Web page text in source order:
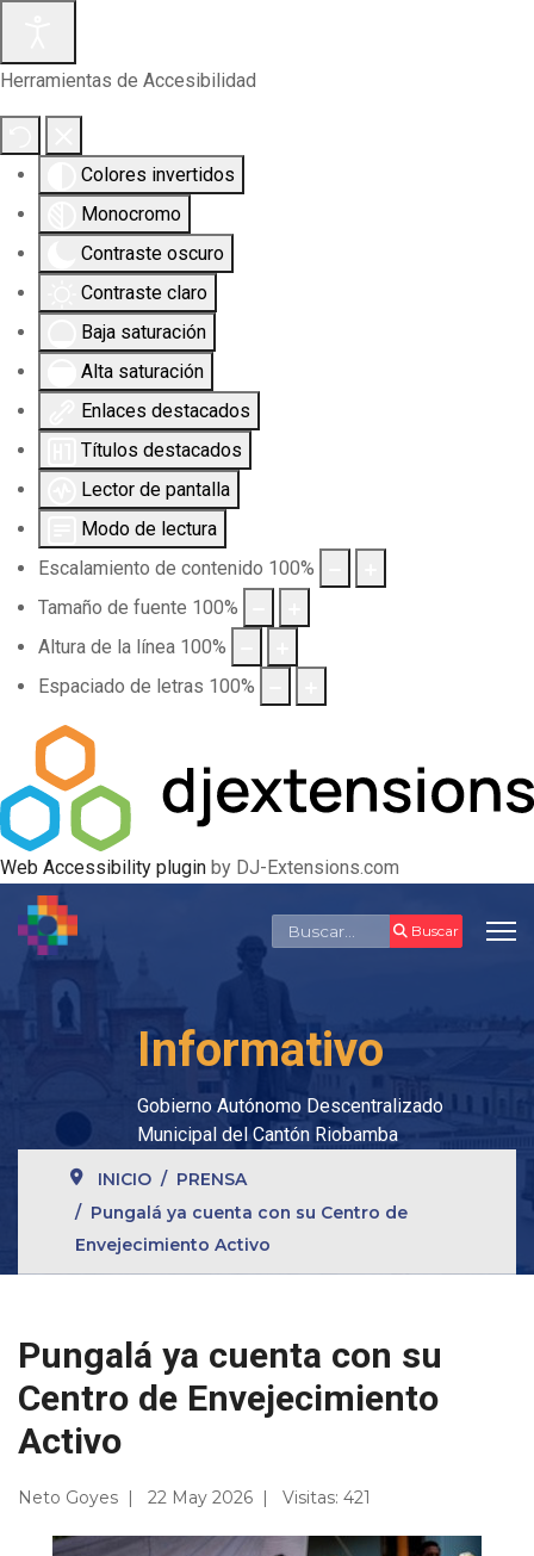
Herramientas de Accesibilidad
Colores invertidos
Monocromo
Contraste oscuro
Contraste claro
Baja saturación
Alta saturación
Enlaces destacados
Títulos destacados
Lector de pantalla
Modo de lectura
Escalamiento de contenido 100%
Tamaño de fuente 100%
Altura de la línea 100%
Espaciado de letras 100%
Web Accessibility plugin by DJ-Extensions.com
Buscar Buscar
Informativo
Gobierno Autónomo Descentralizado
Municipal del Cantón Riobamba
INICIO
PRENSA
Pungalá ya cuenta con su Centro de
Envejecimiento Activo
Pungalá ya cuenta con su
Centro de Envejecimiento
Activo
Neto Goyes 22 May 2026 Visitas: 421